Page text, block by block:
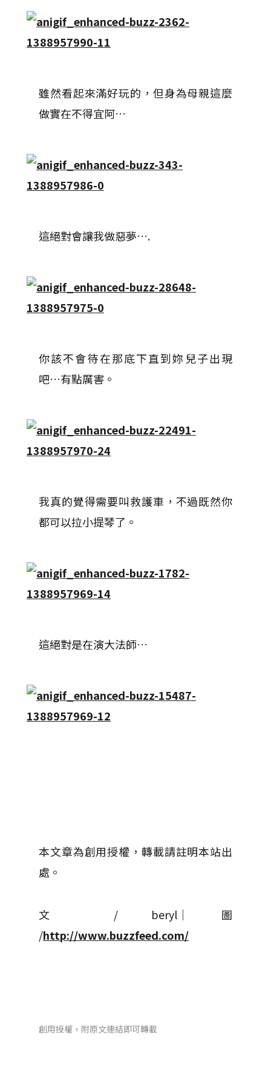
雖然看起來滿好玩的，但身為母親這麼
做實在不得宜阿…
這絕對會讓我做惡夢….
你該不會待在那底下直到妳兒子出現
吧…有點厲害。
我真的覺得需要叫救護車，不過既然你
都可以拉小提琴了。
這絕對是在演大法師…
本文章為創用授權，轉載請註明本站出
處。
文 / beryl│ 圖
/http://www.buzzfeed.com/
創用授權，附原文連結即可轉載